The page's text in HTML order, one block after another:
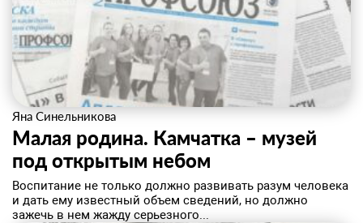
Яна Синельникова
Малая родина. Камчатка – музей
под открытым небом
Воспитание не только должно развивать разум человека
и дать ему известный объем сведений, но должно
зажечь в нем жажду серьезного...